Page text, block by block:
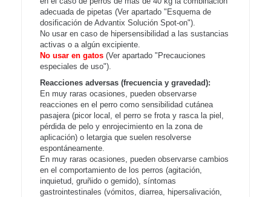
adecuada de pipetas (Ver apartado "Esquema de
dosificación de Advantix Solución Spot-on").
No usar en caso de hipersensibilidad a las sustancias
activas o a algún excipiente.
No usar en gatos (Ver apartado "Precauciones
especiales de uso").
Reacciones adversas (frecuencia y gravedad):
En muy raras ocasiones, pueden observarse
reacciones en el perro como sensibilidad cutánea
pasajera (picor local, el perro se frota y rasca la piel,
pérdida de pelo y enrojecimiento en la zona de
aplicación) o letargia que suelen resolverse
espontáneamente.
En muy raras ocasiones, pueden observarse cambios
en el comportamiento de los perros (agitación,
inquietud, gruñido o gemido), síntomas
gastrointestinales (vómitos, diarrea, hipersalivación,